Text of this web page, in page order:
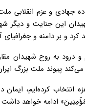
جهادی و عزم انقلابی
این جنایت و
و بر دامنه و جغرافیای
و درود به روح
می‌کند پیوند ملت بزرگ
کرده‌ایم، ایمان
ادامه خواهد